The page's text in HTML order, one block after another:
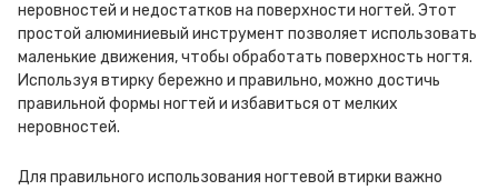
неровностей и недостатков на поверхности ногтей. Этот
простой алюминиевый инструмент позволяет использовать
маленькие движения, чтобы обработать поверхность ногтя.
Используя втирку бережно и правильно, можно достичь
правильной формы ногтей и избавиться от мелких
неровностей.
Для правильного использования ногтевой втирки важно